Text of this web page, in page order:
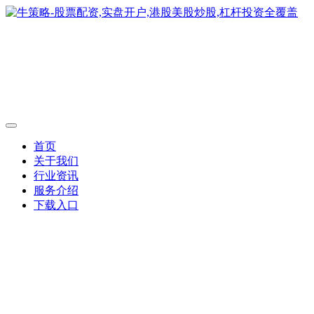
首页
关于我们
行业资讯
服务介绍
下载入口